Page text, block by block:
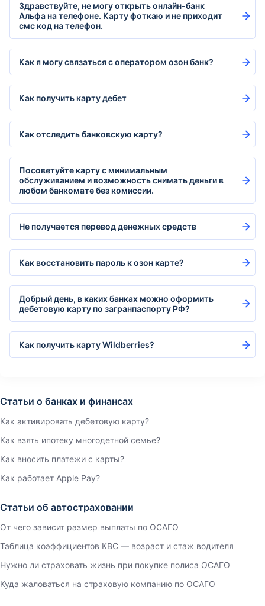
Здравствуйте, не могу открыть онлайн-банк
Альфа на телефоне. Карту фоткаю и не приходит
смс код на телефон.
Как я могу связаться с оператором озон банк?
Как получить карту дебет
Как отследить банковскую карту?
Посоветуйте карту с минимальным
обслуживанием и возможность снимать деньги в
любом банкомате без комиссии.
Не получается перевод денежных средств
Как восстановить пароль к озон карте?
Добрый день, в каких банках можно оформить
дебетовую карту по загранпаспорту РФ?
Как получить карту Wildberries?
Статьи о банках и финансах
Как активировать дебетовую карту?
Как взять ипотеку многодетной семье?
Как вносить платежи с карты?
Как работает Apple Pay?
Статьи об автостраховании
От чего зависит размер выплаты по ОСАГО
Таблица коэффициентов КВС — возраст и стаж водителя
Нужно ли страховать жизнь при покупке полиса ОСАГО
Куда жаловаться на страховую компанию по ОСАГО